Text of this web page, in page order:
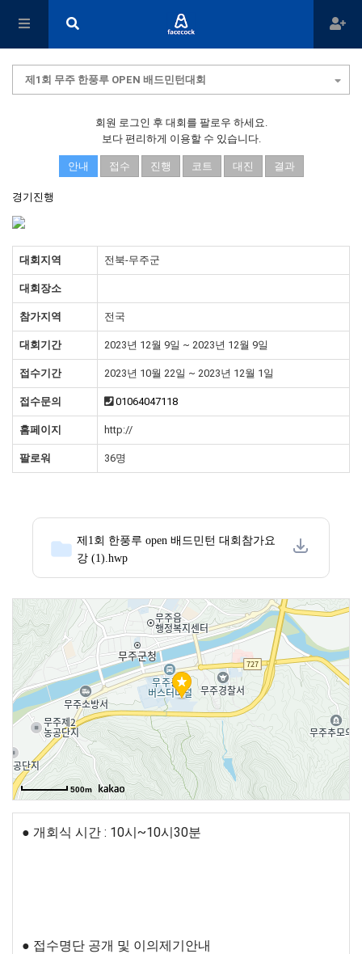
제1회 무주 한풍루 OPEN 배드민턴대회
회원 로그인 후 대회를 팔로우 하세요.
보다 편리하게 이용할 수 있습니다.
안내 접수 진행 코트 대진 결과
경기진행
대회지역 전북-무주군
대회장소
참가지역 전국
대회기간 2023년 12월 9일 ~ 2023년 12월 9일
접수기간 2023년 10월 22일 ~ 2023년 12월 1일
접수문의 01064047118
홈페이지 http://
팔로워 36명
제1회 한풍루 open 배드민턴 대회참가요
강 (1).hwp
500m
● 개회식 시간 : 10시~10시30분
● 접수명단 공개 및 이의제기안내